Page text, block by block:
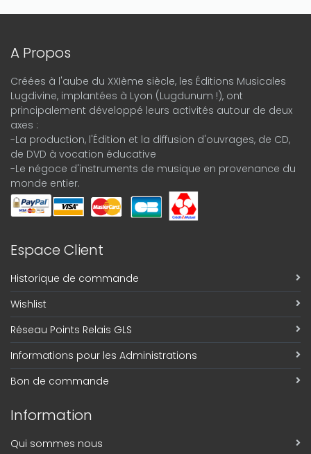
A Propos
Créées à l'aube du XXIème siècle, les Éditions Musicales
Lugdivine, implantées à Lyon (Lugdunum !), ont
principalement développé leurs activités autour de deux
axes :
-La production, l'Édition et la diffusion d'ouvrages, de CD,
de DVD à vocation éducative
-Le négoce d'instruments de musique en provenance du
monde entier.
Espace Client
Historique de commande
Wishlist
Réseau Points Relais GLS
Informations pour les Administrations
Bon de commande
Information
Qui sommes nous